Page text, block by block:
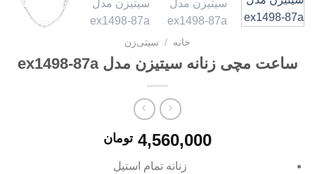
خانه / سیتی‌زن
ساعت مچی زنانه سیتیزن مدل ex1498-87a
4,560,000 تومان
زنانه تمام استیل